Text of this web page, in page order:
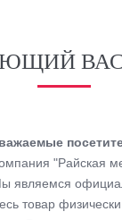
ВАС
"Райская
являемся
товар